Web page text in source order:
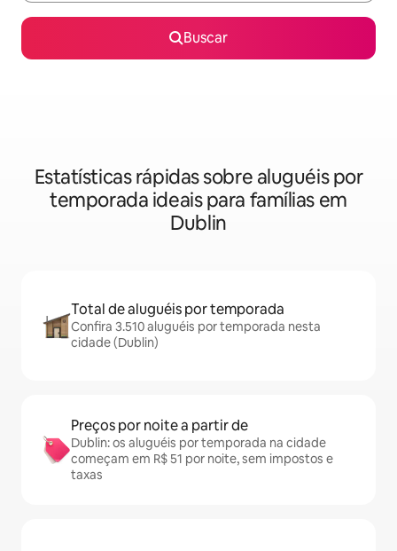
Buscar
Estatísticas rápidas sobre aluguéis por
temporada ideais para famílias em
Dublin
Total de aluguéis por temporada
Confira 3.510 aluguéis por temporada nesta
cidade (Dublin)
Preços por noite a partir de
Dublin: os aluguéis por temporada na cidade
começam em R$ 51 por noite, sem impostos e
taxas